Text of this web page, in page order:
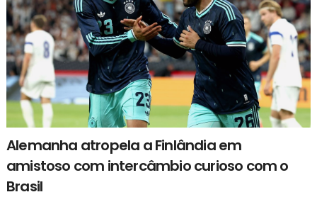
Alemanha atropela a Finlândia em
amistoso com intercâmbio curioso com o
Brasil